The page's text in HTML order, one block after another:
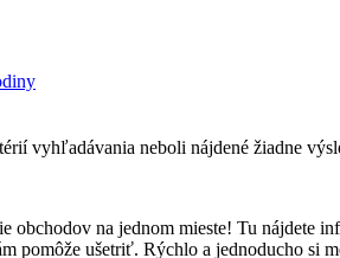
vyhľadávania neboli nájdené žiadne
obchodov na jednom mieste! Tu
pomôže ušetriť. Rýchlo a jednoducho si